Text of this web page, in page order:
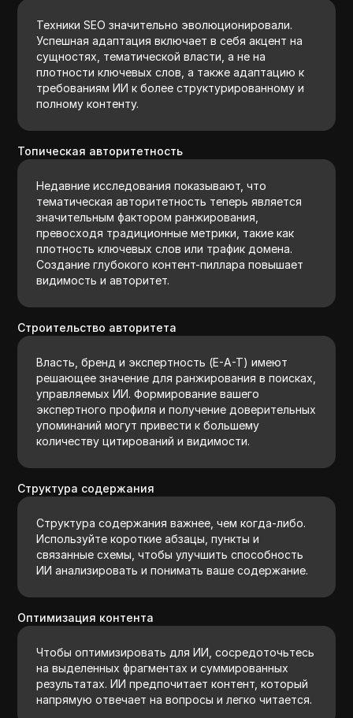
Техники SEO значительно эволюционировали.
Успешная адаптация включает в себя акцент на
сущностях, тематической власти, а не на
плотности ключевых слов, а также адаптацию к
требованиям ИИ к более структурированному и
полному контенту.
Топическая авторитетность
Недавние исследования показывают, что
тематическая авторитетность теперь является
значительным фактором ранжирования,
превосходя традиционные метрики, такие как
плотность ключевых слов или трафик домена.
Создание глубокого контент-пиллара повышает
видимость и авторитет.
Строительство авторитета
Власть, бренд и экспертность (E-A-T) имеют
решающее значение для ранжирования в поисках,
управляемых ИИ. Формирование вашего
экспертного профиля и получение доверительных
упоминаний могут привести к большему
количеству цитирований и видимости.
Структура содержания
Структура содержания важнее, чем когда-либо.
Используйте короткие абзацы, пункты и
связанные схемы, чтобы улучшить способность
ИИ анализировать и понимать ваше содержание.
Оптимизация контента
Чтобы оптимизировать для ИИ, сосредоточьтесь
на выделенных фрагментах и суммированных
результатах. ИИ предпочитает контент, который
напрямую отвечает на вопросы и легко читается.